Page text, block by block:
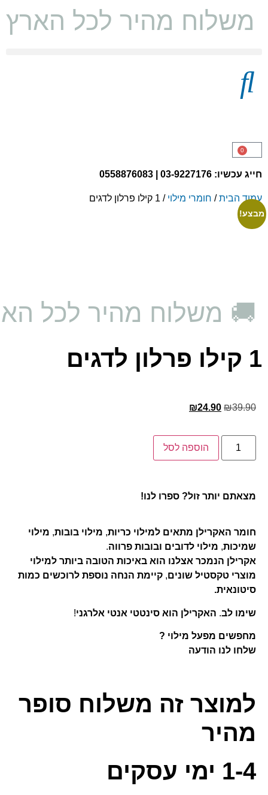
משלוח מהיר לכל הארץ
0
חייג עכשיו: 03-9227176 | 0558876083
עמוד הבית/ חומרי מילוי / 1 קילו פרלון לדגים
מבצע!
🚚 משלוח מהיר לכל
1 קילו פרלון לדגים
₪39.90
₪24.90
הוספה לסל
מצאתם יותר זול? ספרו לנו!
חומר האקרילן מתאים למילוי כריות, מילוי בובות, מילוי
שמיכות, מילוי לדובים ובובות פרווה.
אקרילן הנמכר אצלנו הוא באיכות הטובה ביותר למילוי
מוצרי טקסטיל שונים, קיימת הנחה נוספת לרוכשים כמות
סיטונאית.
שימו לב. האקרילן הוא סינטטי אנטי אלרגני!
מחפשים מפעל מילוי ?
שלחו לנו הודעה
למוצר זה משלוח סופר
מהיר
1-4 ימי עסקים